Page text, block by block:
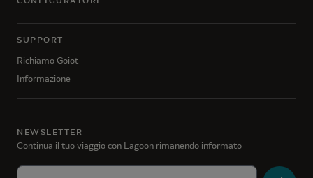
SUPPORT
Richiamo Goiot
Informazione
NEWSLETTER
Continua il tuo viaggio con Lagoon rimanendo informato